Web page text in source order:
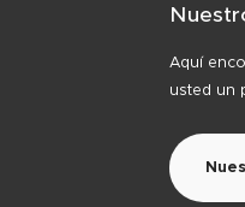
Aquí
usted un